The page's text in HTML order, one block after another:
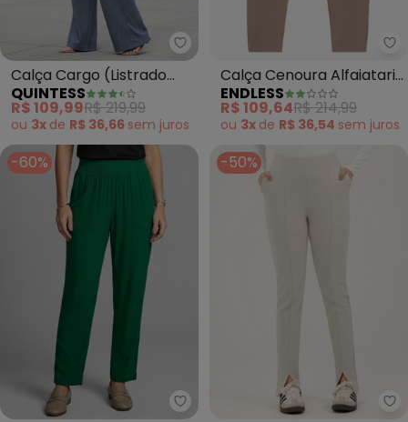
Quintess - Calça Cargo
Calça Cargo (Listrado
Azul) em Sarja
QUINTESS
R$ 109,99R$ 219,99
ou 3x de R$ 36,66 sem juros
Calça Cenoura Alfaiataria
(Marrom)
ENDLESS
R$ 109,64R$ 214,99
ou 3x de R$ 36,54 sem juros
-60%
Marialícia - Calça Feminina
-50%